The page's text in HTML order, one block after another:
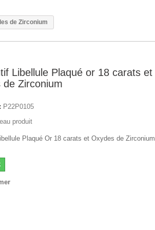
de Zirconium
Libellule Plaqué or 18 carats et
de Zirconium
P22P0105
produit
Plaqué Or 18 carats et Oxydes de Zirconium